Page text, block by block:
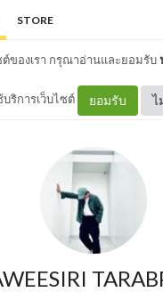
STORE
ต์ของเรา กรุณาอ่านและยอมรับ
บริการเว็บไซต์ ยอมรับ ไ